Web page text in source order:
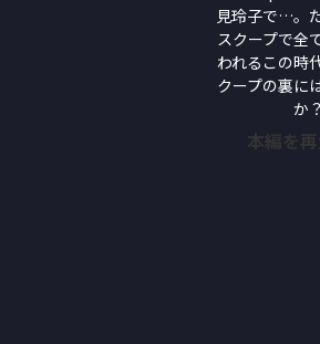
見玲子で…。
スクープで全
われるこの時
クープの裏に
か？
本編を